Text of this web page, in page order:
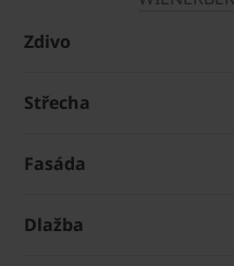
Zdivo
Střecha
Fasáda
Dlažba